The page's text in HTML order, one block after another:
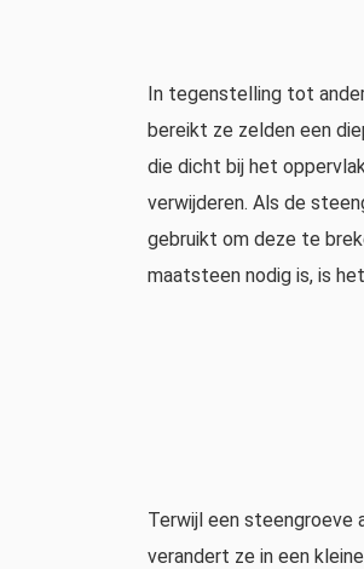
In tegenstelling tot
bereikt ze zelden een
die dicht bij het
verwijderen. Als de
gebruikt om deze te
maatsteen nodig is, is
Terwijl een steengroeve
verandert ze in een